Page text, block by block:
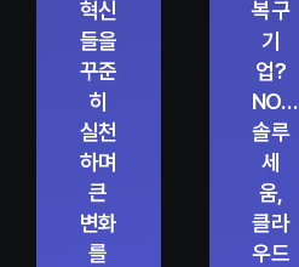
혁신
들을
꾸준
히
실천
하며
큰
변화
를
복구
기
업?
NO…
솔루
세
움,
클라
우드